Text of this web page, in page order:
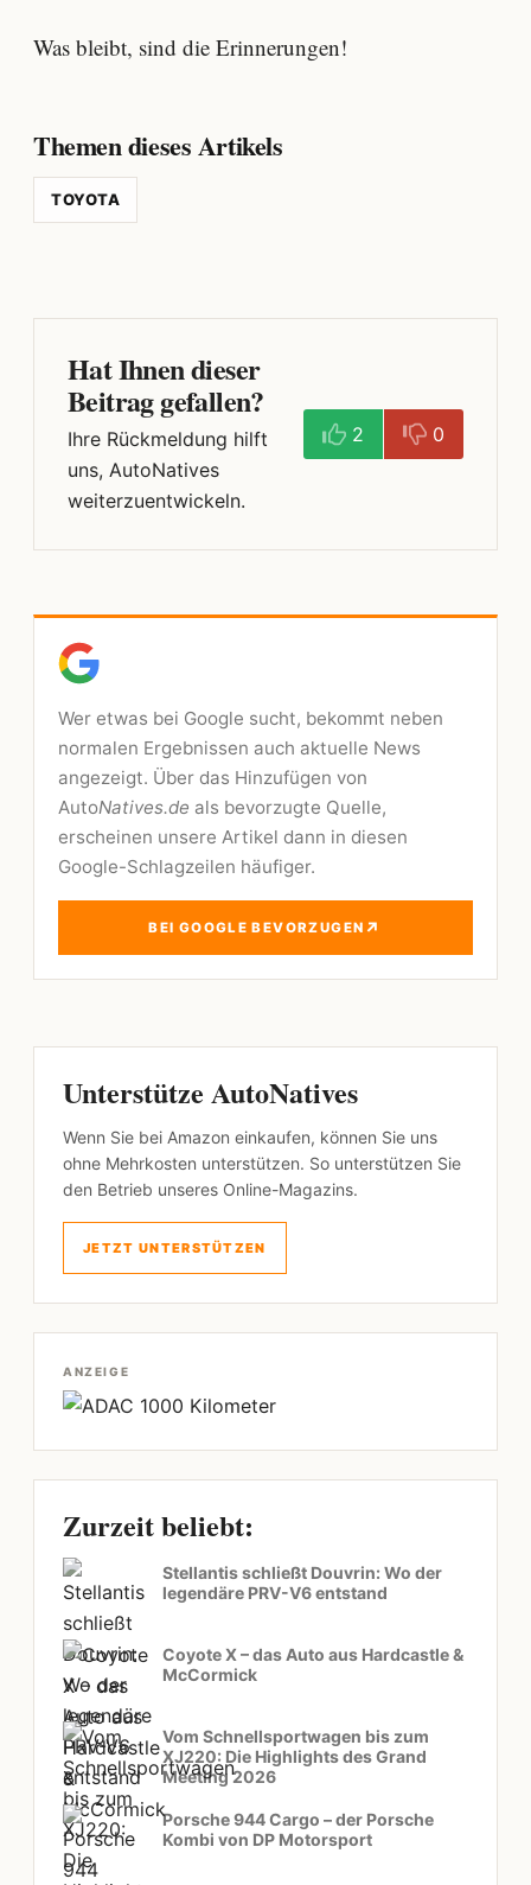
Was bleibt, sind die Erinnerungen!
Themen dieses Artikels
TOYOTA
Hat Ihnen dieser
Beitrag gefallen?
Ihre Rückmeldung hilft
uns, AutoNatives
weiterzuentwickeln.
2 0
Wer etwas bei Google sucht, bekommt neben
normalen Ergebnissen auch aktuelle News
angezeigt. Über das Hinzufügen von
AutoNatives.de als bevorzugte Quelle,
erscheinen unsere Artikel dann in diesen
Google-Schlagzeilen häufiger.
BEI GOOGLE BEVORZUGEN ↗
Unterstütze AutoNatives
Wenn Sie bei Amazon einkaufen, können Sie uns
ohne Mehrkosten unterstützen. So unterstützen Sie
den Betrieb unseres Online-Magazins.
JETZT UNTERSTÜTZEN
ANZEIGE
Zurzeit beliebt:
Stellantis schließt Douvrin: Wo der
legendäre PRV-V6 entstand
Coyote X – das Auto aus Hardcastle &
McCormick
Vom Schnellsportwagen bis zum
XJ220: Die Highlights des Grand
Meeting 2026
Porsche 944 Cargo – der Porsche
Kombi von DP Motorsport